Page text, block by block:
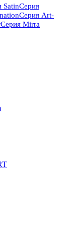
SatinСерия
Серия Art-
Серия Mirra